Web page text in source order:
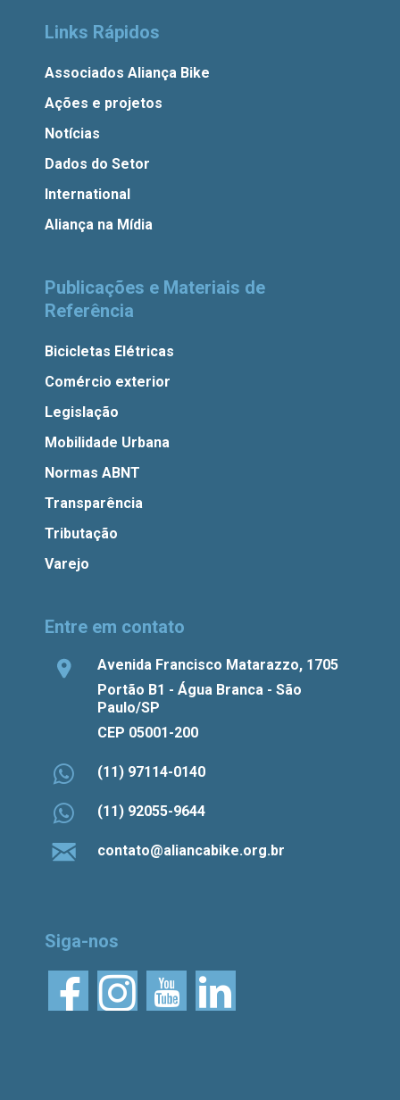
Links Rápidos
Associados Aliança Bike
Ações e projetos
Notícias
Dados do Setor
International
Aliança na Mídia
Publicações e Materiais de
Referência
Bicicletas Elétricas
Comércio exterior
Legislação
Mobilidade Urbana
Normas ABNT
Transparência
Tributação
Varejo
Entre em contato
Avenida Francisco Matarazzo, 1705
Portão B1 - Água Branca - São
Paulo/SP
CEP 05001-200
(11) 97114-0140
(11) 92055-9644
contato@aliancabike.org.br
Siga-nos